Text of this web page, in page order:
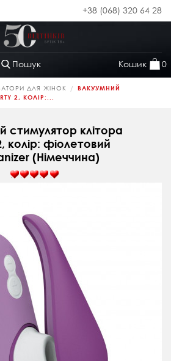
+38 (068) 320 64 28
Пошук Кошик 0
ДЛЯ ЖІНОК
ВАКУУМНИЙ
2, КОЛІР:...
стимулятор клітора
колір: фіолетовий
(Німеччина)